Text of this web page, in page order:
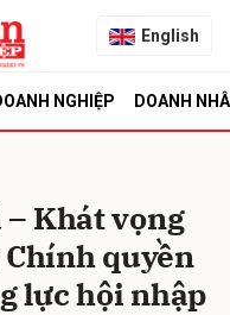
English
NGHIỆP DOANH
Khát vọng
quyền
lực hội nhập